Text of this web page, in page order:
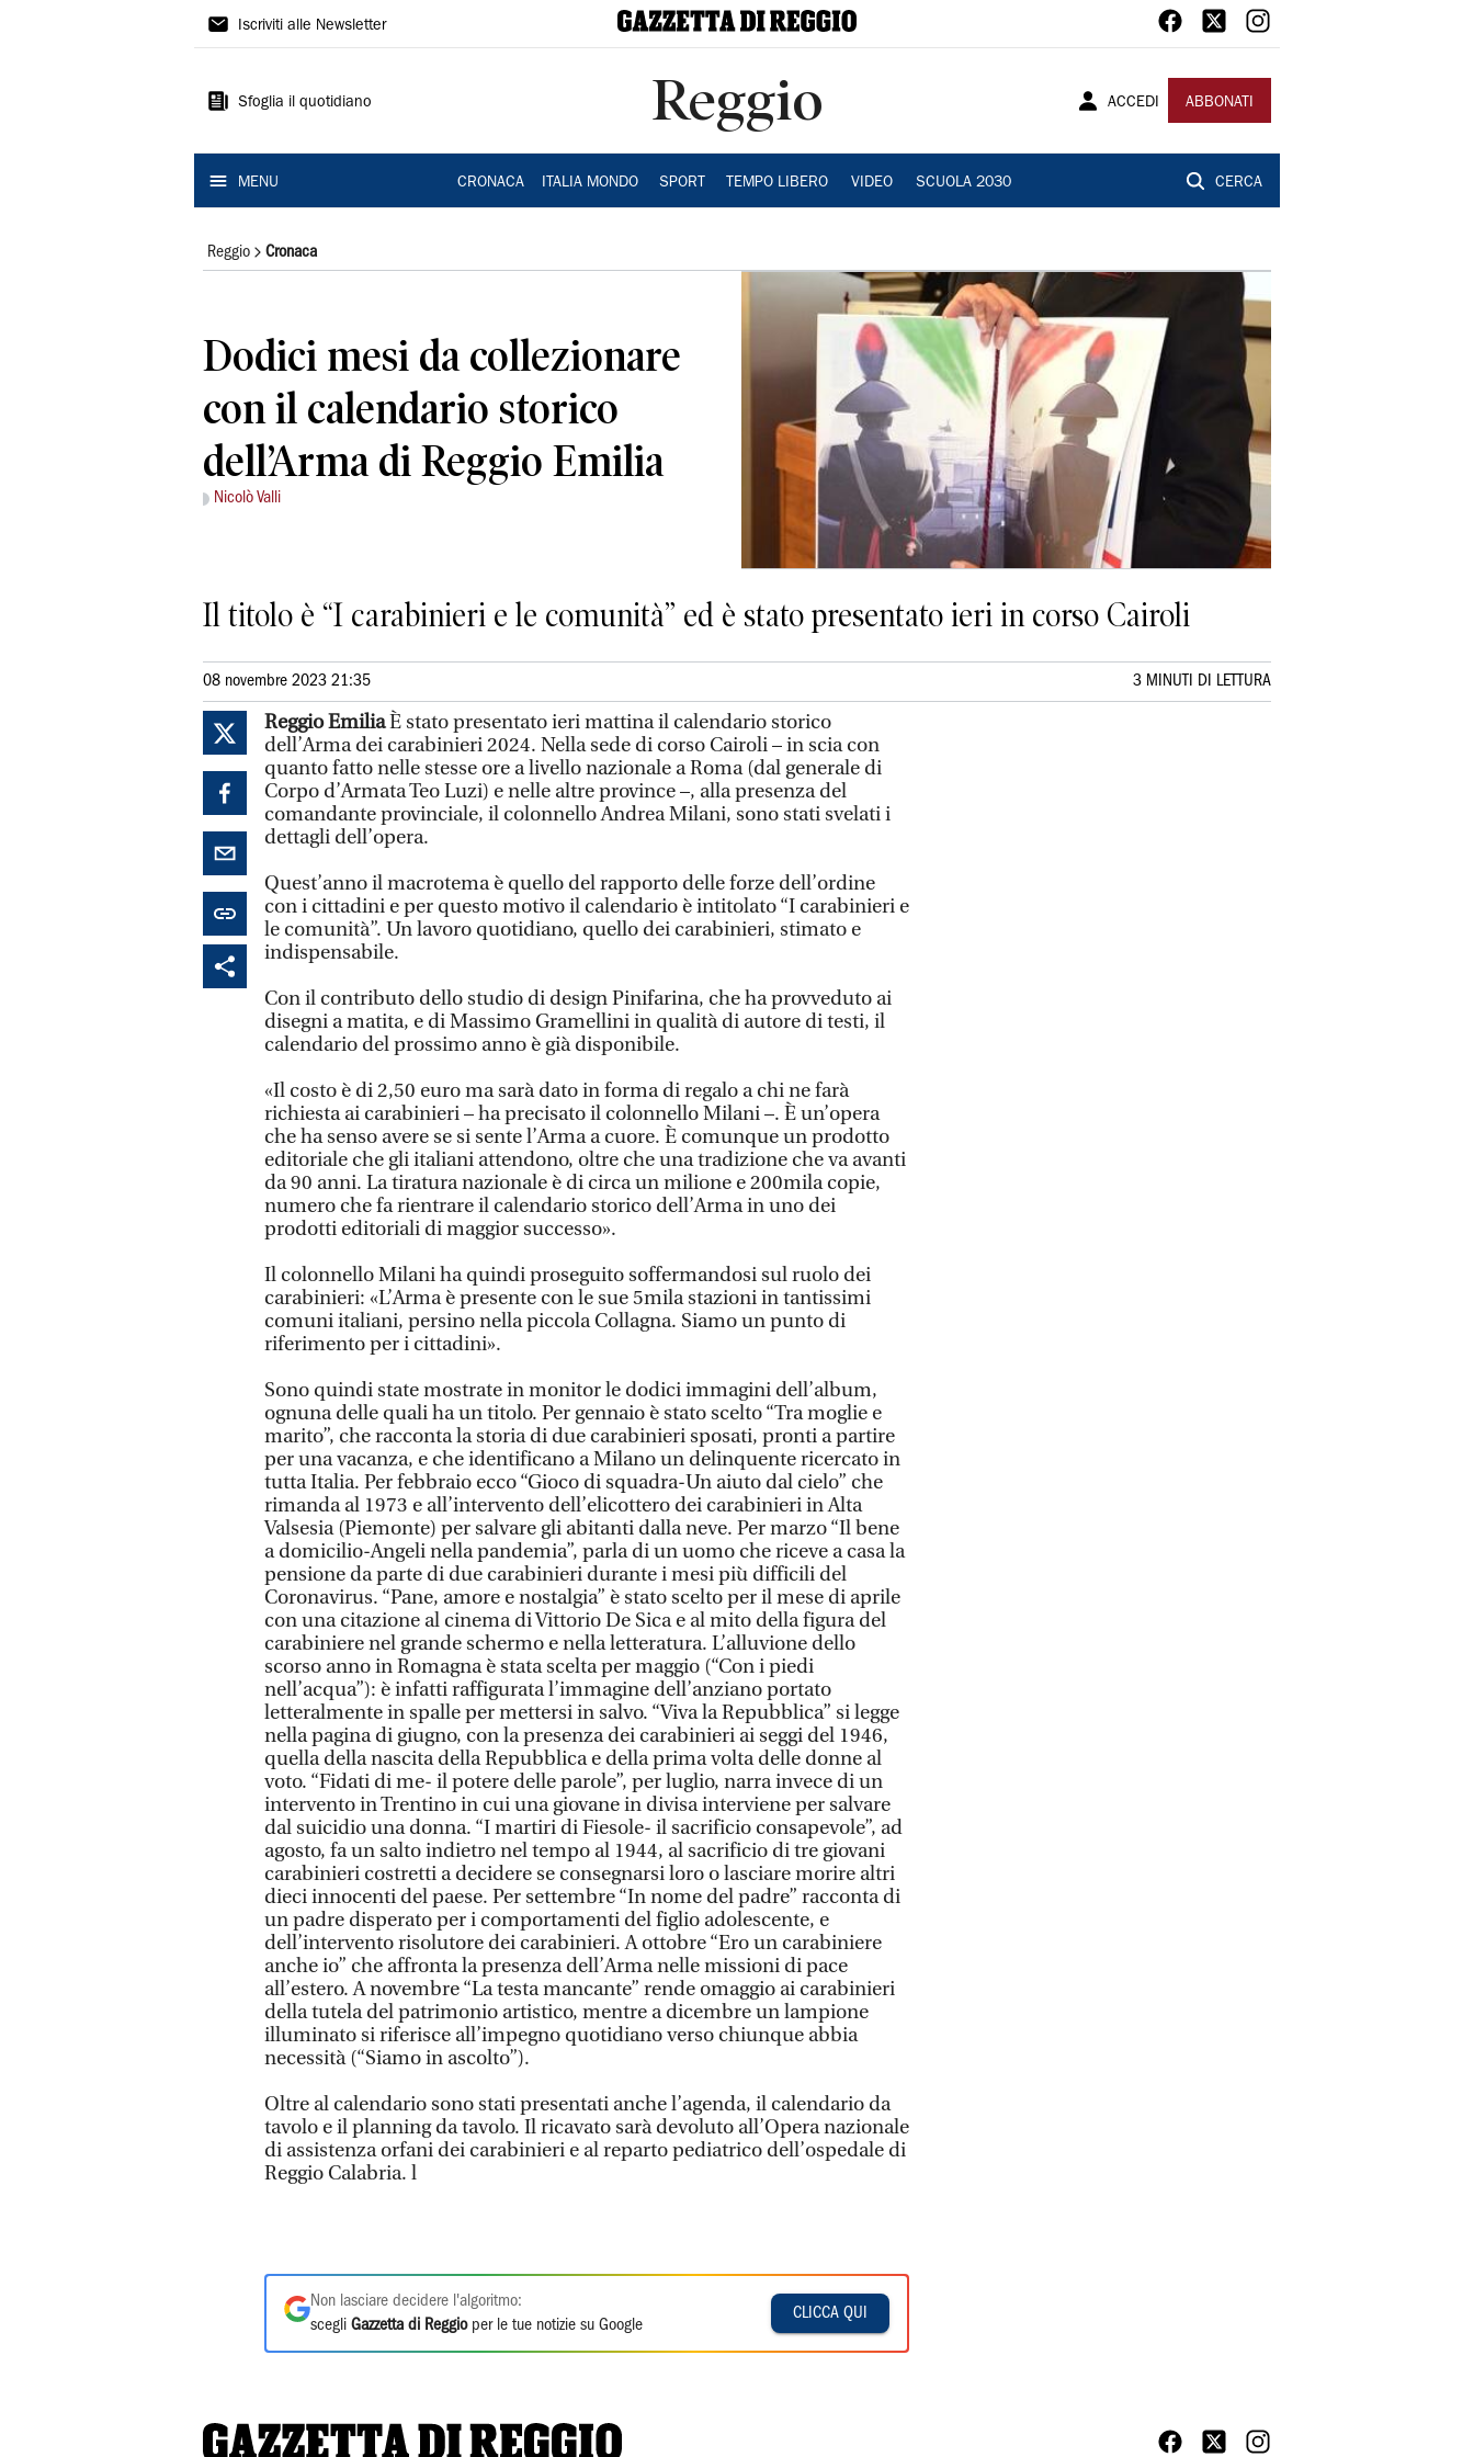
Gazzetta
Reggio
Iscriviti alle Newsletter
Sfoglia il quotidiano Reggio ACCEDI ABBONATI
MENU CRONACA ITALIA MONDO SPORT TEMPO LIBERO VIDEO SCUOLA 2030 CERCA
Reggio Cronaca
Dodici mesi da collezionare
con il calendario storico
dell’Arma di Reggio Emilia
Nicolò Valli
Il titolo è “I carabinieri e le comunità” ed è stato presentato ieri in corso Cairoli
08 novembre 2023 21:35 3 MINUTI DI LETTURA
Reggio EmiliaÈ stato presentato ieri mattina il calendario storico
dell’Arma dei carabinieri 2024. Nella sede di corso Cairoli – in scia con
quanto fatto nelle stesse ore a livello nazionale a Roma (dal generale di
Corpo d’Armata Teo Luzi) e nelle altre province –, alla presenza del
comandante provinciale, il colonnello Andrea Milani, sono stati svelati i
dettagli dell’opera.
Quest’anno il macrotema è quello del rapporto delle forze dell’ordine
con i cittadini e per questo motivo il calendario è intitolato “I carabinieri e
le comunità”. Un lavoro quotidiano, quello dei carabinieri, stimato e
indispensabile.
Con il contributo dello studio di design Pinifarina, che ha provveduto ai
disegni a matita, e di Massimo Gramellini in qualità di autore di testi, il
calendario del prossimo anno è già disponibile.
«Il costo è di 2,50 euro ma sarà dato in forma di regalo a chi ne farà
richiesta ai carabinieri – ha precisato il colonnello Milani –. È un’opera
che ha senso avere se si sente l’Arma a cuore. È comunque un prodotto
editoriale che gli italiani attendono, oltre che una tradizione che va avanti
da 90 anni. La tiratura nazionale è di circa un milione e 200mila copie,
numero che fa rientrare il calendario storico dell’Arma in uno dei
prodotti editoriali di maggior successo».
Il colonnello Milani ha quindi proseguito soffermandosi sul ruolo dei
carabinieri: «L’Arma è presente con le sue 5mila stazioni in tantissimi
comuni italiani, persino nella piccola Collagna. Siamo un punto di
riferimento per i cittadini».
Sono quindi state mostrate in monitor le dodici immagini dell’album,
ognuna delle quali ha un titolo. Per gennaio è stato scelto “Tra moglie e
marito”, che racconta la storia di due carabinieri sposati, pronti a partire
per una vacanza, e che identificano a Milano un delinquente ricercato in
tutta Italia. Per febbraio ecco “Gioco di squadra-Un aiuto dal cielo” che
rimanda al 1973 e all’intervento dell’elicottero dei carabinieri in Alta
Valsesia (Piemonte) per salvare gli abitanti dalla neve. Per marzo “Il bene
a domicilio-Angeli nella pandemia”, parla di un uomo che riceve a casa la
pensione da parte di due carabinieri durante i mesi più difficili del
Coronavirus. “Pane, amore e nostalgia” è stato scelto per il mese di aprile
con una citazione al cinema di Vittorio De Sica e al mito della figura del
carabiniere nel grande schermo e nella letteratura. L’alluvione dello
scorso anno in Romagna è stata scelta per maggio (“Con i piedi
nell’acqua”): è infatti raffigurata l’immagine dell’anziano portato
letteralmente in spalle per mettersi in salvo. “Viva la Repubblica” si legge
nella pagina di giugno, con la presenza dei carabinieri ai seggi del 1946,
quella della nascita della Repubblica e della prima volta delle donne al
voto. “Fidati di me- il potere delle parole”, per luglio, narra invece di un
intervento in Trentino in cui una giovane in divisa interviene per salvare
dal suicidio una donna. “I martiri di Fiesole- il sacrificio consapevole”, ad
agosto, fa un salto indietro nel tempo al 1944, al sacrificio di tre giovani
carabinieri costretti a decidere se consegnarsi loro o lasciare morire altri
dieci innocenti del paese. Per settembre “In nome del padre” racconta di
un padre disperato per i comportamenti del figlio adolescente, e
dell’intervento risolutore dei carabinieri. A ottobre “Ero un carabiniere
anche io” che affronta la presenza dell’Arma nelle missioni di pace
all’estero. A novembre “La testa mancante” rende omaggio ai carabinieri
della tutela del patrimonio artistico, mentre a dicembre un lampione
illuminato si riferisce all’impegno quotidiano verso chiunque abbia
necessità (“Siamo in ascolto”).
Oltre al calendario sono stati presentati anche l’agenda, il calendario da
tavolo e il planning da tavolo. Il ricavato sarà devoluto all’Opera nazionale
di assistenza orfani dei carabinieri e al reparto pediatrico dell’ospedale di
Reggio Calabria. l
Non lasciare decidere l'algoritmo:
scegli Gazzetta di Reggioper le tue notizie su Google
CLICCA QUI